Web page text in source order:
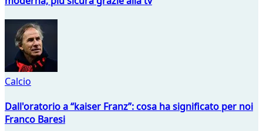
Calcio
Dall'oratorio a “kaiser Franz”: cosa ha significato per noi
Franco Baresi